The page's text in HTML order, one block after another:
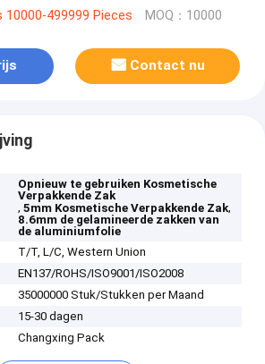
Gelamineerde Zakken
10000-499999 Pieces MOQ：10000
Contact nu
Opnieuw te gebruiken Kosmetische
Verpakkende Zak
,5mm Kosmetische Verpakkende Zak,
8.6mm de gelamineerde zakken van
de aluminiumfolie
T/T, L/C, Western Union
EN137/ROHS/ISO9001/ISO2008
35000000 Stuk/Stukken per Maand
15-30 dagen
Changxing Pack